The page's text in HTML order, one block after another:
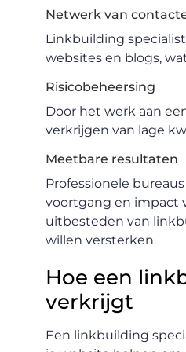
Netwerk van
Linkbuilding
websites en blogs,
Risicobeheersing
Door het werk aan
verkrijgen van lage
Meetbare resultaten
Professionele
voortgang en impact
uitbesteden van
willen versterken.
Hoe een
verkrijgt
Een linkbuilding